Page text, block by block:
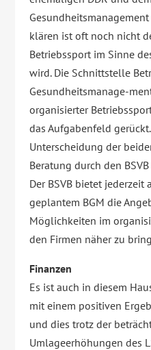
klären ist oft noch nicht
Betriebssport im Sinne
wird. Die Schnittstelle
Gesundheitsmanage-
organisierter
das Aufgabenfeld
Unterscheidung der
Beratung durch den
Der BSVB bietet jederzeit
geplantem BGM die
Möglichkeiten im
den Firmen näher zu
Finanzen
Es ist auch in diesem
mit einem positiven
und dies trotz der
Umlageerhöhungen des